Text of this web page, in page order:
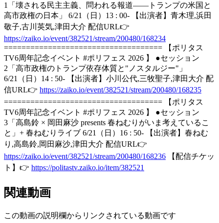
1「壊される民主主義、問われる報道――トランプの米国と
高市政権の日本」 6/21（日）13 : 00- 【出演者】青木理,浜田
敬子,古川英気,津田大介 配信URL👉
https://zaiko.io/event/382521/stream/200480/168234
==================================== 【ポリタス
TV6周年記念イベント #ポリフェス 2026 】 ●セッション
2「高市政権のトランプ依存体質と"ノスタルジー"」
6/21（日）14 : 50- 【出演者】小川公代,三牧聖子,津田大介 配
信URL👉 https://zaiko.io/event/382521/stream/200480/168235
==================================== 【ポリタス
TV6周年記念イベント #ポリフェス 2026 】 ●セッション
3「高島鈴 × 岡田麻沙 presents 春ねむりがいま考えているこ
と」+ 春ねむりライブ 6/21（日）16 : 50- 【出演者】春ねむ
り,高島鈴,岡田麻沙,津田大介 配信URL👉
https://zaiko.io/event/382521/stream/200480/168236 【配信チケッ
ト】👉 https://politastv.zaiko.io/item/382521
関連動画
この動画の説明欄からリンクされている動画です